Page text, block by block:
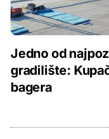
Jedno od
gradilište:
bagera